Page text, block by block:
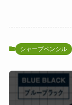
シャープペンシル